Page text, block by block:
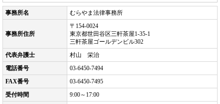
事務所名 むらやま法律事務所
事務所住所
〒154-0024
東京都世田谷区三軒茶屋1-35-1
三軒茶屋ゴールデンビル302
代表弁護士
村山 栄治
電話番号
03-6450-7494
FAX番号
03-6450-7495
受付時間
9:00～17:00